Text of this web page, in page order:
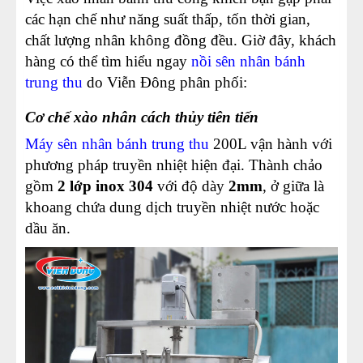
các hạn chế như năng suất thấp, tốn thời gian,
chất lượng nhân không đồng đều. Giờ đây, khách
hàng có thể tìm hiểu ngay nồi sên nhân bánh
trung thu do Viễn Đông phân phối:
Cơ chế xào nhân cách thủy tiên tiến
Máy sên nhân bánh trung thu 200L vận hành với
phương pháp truyền nhiệt hiện đại. Thành chảo
gồm 2 lớp inox 304 với độ dày 2mm, ở giữa là
khoang chứa dung dịch truyền nhiệt nước hoặc
dầu ăn.